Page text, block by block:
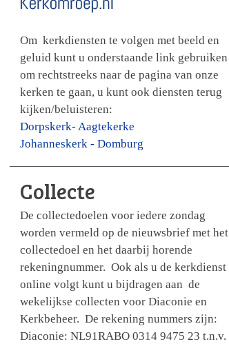
Om kerkdiensten te volgen met beeld en
geluid kunt u onderstaande link gebruiken
om rechtstreeks naar de pagina van onze
kerken te gaan, u kunt ook diensten terug
kijken/beluisteren:
Dorpskerk- Aagtekerke
Johanneskerk - Domburg
Collecte
De collectedoelen voor iedere zondag
worden vermeld op de nieuwsbrief met het
collectedoel en het daarbij horende
rekeningnummer. Ook als u de kerkdienst
online volgt kunt u bijdragen aan de
wekelijkse collecten voor Diaconie en
Kerkbeheer. De rekening nummers zijn:
Diaconie: NL91RABO 0314 9475 23 t.n.v.